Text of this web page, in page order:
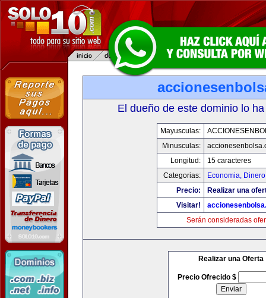
El dueño de este dominio lo
Mayusculas:
Minusculas:
Longitud:
15 caracteres
Categorias:
Economia,
Precio:
Realizar una
Visitar!
Serán consideradas
Realizar una Oferta
Precio Ofrecido $